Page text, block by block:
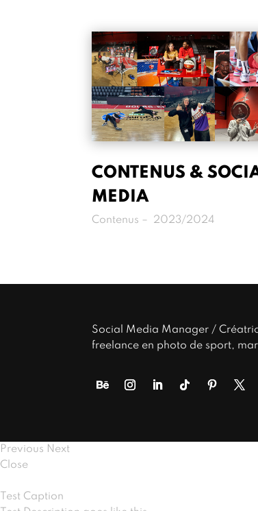
CONTENUS &
MEDIA
Contenus – 2023/2024
Social Media Manager /
freelance en photo de sport,
Previous Next
Close
Test Caption